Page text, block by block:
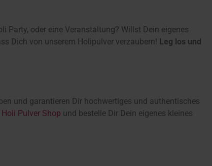
Party, oder eine Veranstaltung? Willst Dein eigenes
Dich von unserem Holipulver verzaubern! Leg los und
und garantieren Dir hochwertiges und authentisches
Pulver Shop und bestelle Dir Dein eigenes kleines